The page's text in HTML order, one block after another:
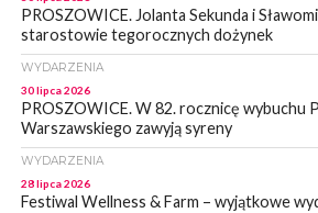
PROSZOWICE. Jolanta Sekunda i
starostowie tegorocznych dożynek
WYDARZENIA
30 lipca 2026
PROSZOWICE. W 82. rocznicę wybuchu
Warszawskiego zawyją syreny
WYDARZENIA
28 lipca 2026
Festiwal Wellness & Farm – wyjątkowe